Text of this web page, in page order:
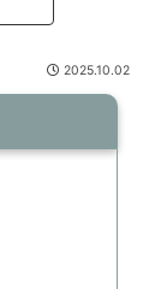
2025.10.02